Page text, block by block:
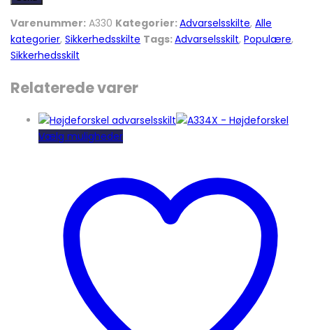
Varenummer: A330 Kategorier:Advarselsskilte, Alle
kategorier, Sikkerhedsskilte Tags:Advarselsskilt, Populære,
Sikkerhedsskilt
Relaterede varer
Vælg mulighederDette
flere
varianter.
Mulighederne